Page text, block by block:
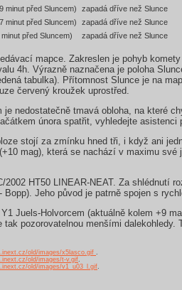
minut před Sluncem) zapadá dříve než Slunce
minut před Sluncem) zapadá dříve než Slunce
před Sluncem) zapadá dříve než Slunce
mapce. Zakreslen je pohyb
4h. Výrazně naznačena je poloha
tabulka). Přítomnost Slunce je na
červený kroužek uprostřed.
nedostatečně tmavá obloha, na které
února spatřit, vyhledejte asistenci
stojí za zmínku hned tři, i když ani
mag), která se nachází v maximu
HT50 LINEAR-NEAT. Za shlédnutí
Jeho původ je patrně spojen s
Juels-Holvorcem (aktuálně kolem +9
pozorovatelnou menšími dalekohledy.
old/images/x5lasco.gif
old/images/t-v.gif
old/images/v1_u03_l.gif